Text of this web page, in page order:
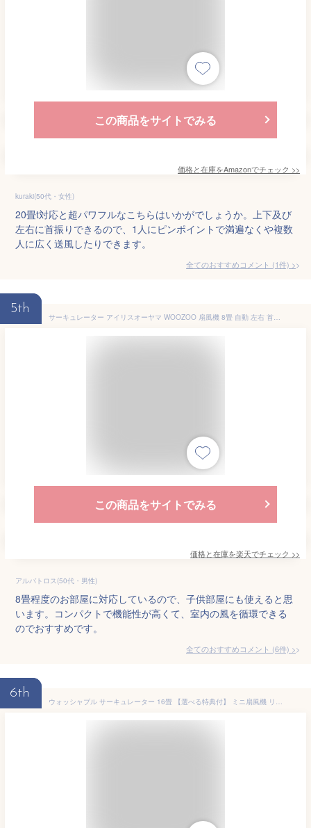
この商品をサイトでみる
価格と在庫をAmazonでチェック >>
kuraki(50代・女性)
20畳t対応と超パワフルなこちらはいかがでしょうか。上下及び
左右に首振りできるので、1人にピンポイントで満遍なくや複数
人に広く送風したりできます。
全てのおすすめコメント (1件) >
5th
サーキュレーター アイリスオーヤマ WOOZOO 扇風機 8畳 自動 左右 首振り 手動 角度調節 全分解 洗える 丸洗い お手入れ簡単 パワフル送風 エアコン併用 冷房 暖房 部屋干し PCF-HD15EC マカロン PCF-MKM15EC * [安心延長保証対象]
この商品をサイトでみる
価格と在庫を楽天でチェック >>
アルバトロス(50代・男性)
8畳程度のお部屋に対応しているので、子供部屋にも使えると思
います。コンパクトで機能性が高くて、室内の風を循環できる
のでおすすめです。
全てのおすすめコメント (6件) >
6th
ウォッシャブル サーキュレーター 16畳 【選べる特典付】 ミニ扇風機 リビングファン お手入れ簡単 暑さ対策 自動首振り 送風 リモコン付 換気 パワフル 涼しい 熱中症対策 静か 寝室 デスク キッチン オフィス 夏 家電 おしゃれ コンパクト 風量3段階 強風 シンプル 新生活